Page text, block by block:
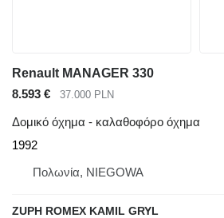
Renault MANAGER 330
8.593 €
37.000 PLN
Δομικό όχημα - καλαθοφόρο όχημα
1992
Πολωνία, NIEGOWA
ZUPH ROMEX KAMIL GRYL